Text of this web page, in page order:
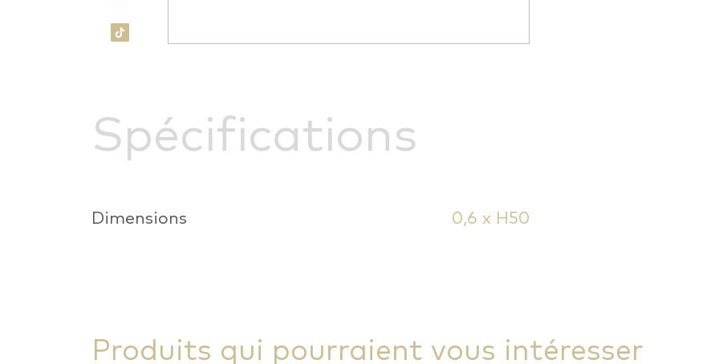
Spécifications
Dimensions 0,6 x H50
Produits qui pourraient vous intéresser